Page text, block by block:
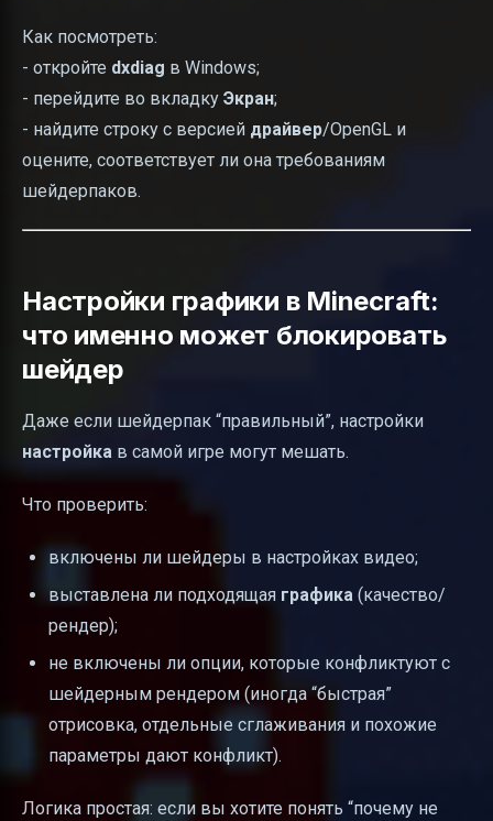
Как посмотреть:
- откройте dxdiag в Windows;
- перейдите во вкладку Экран;
- найдите строку с версией драйвер/OpenGL и
оцените, соответствует ли она требованиям
шейдерпаков.
Настройки графики в Minecraft:
что именно может блокировать
шейдер
Даже если шейдерпак “правильный”, настройки
настройка в самой игре могут мешать.
Что проверить:
включены ли шейдеры в настройках видео;
выставлена ли подходящая графика (качество/
рендер);
не включены ли опции, которые конфликтуют с
шейдерным рендером (иногда “быстрая”
отрисовка, отдельные сглаживания и похожие
параметры дают конфликт).
Логика простая: если вы хотите понять “почему не